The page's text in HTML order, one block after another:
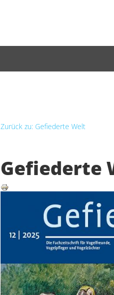
Zurück zu: Gefiederte Welt
Gefiederte